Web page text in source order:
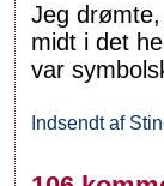
Jeg
midt i det
var
Indsendt af